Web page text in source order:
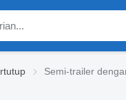
Semi-trailer